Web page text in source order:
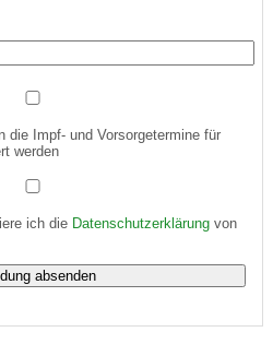
die Impf- und Vorsorgetermine für
werden
ich die Datenschutzerklärungvon